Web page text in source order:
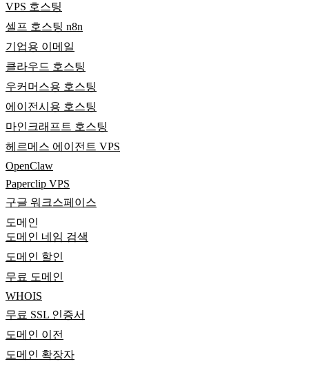
VPS 호스팅
셀프 호스팅 n8n
기업용 이메일
클라우드 호스팅
우커머스용 호스팅
에이전시용 호스팅
마인크래프트 호스팅
헤르메스 에이전트 VPS
OpenClaw
Paperclip VPS
구글 워크스페이스
도메인
도메인 네임 검색
도메인 할인
무료 도메인
WHOIS
무료 SSL 인증서
도메인 이전
도메인 확장자